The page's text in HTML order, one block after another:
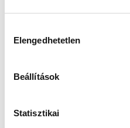
Elengedhetetlen
Beállítások
Statisztikai
adatok alapján
rangsor végén. A
változatlanul a